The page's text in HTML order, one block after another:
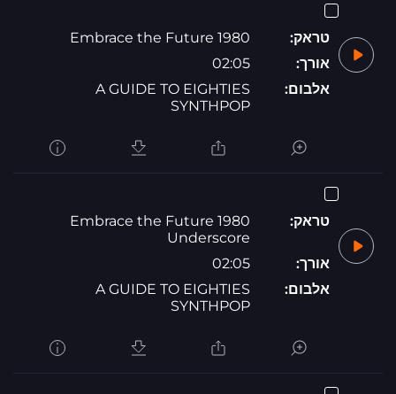
טראק:
1980 Embrace the Future
אורך:
02:05
אלבום:
A GUIDE TO EIGHTIES
SYNTHPOP
טראק:
1980 Embrace the Future
Underscore
אורך:
02:05
אלבום:
A GUIDE TO EIGHTIES
SYNTHPOP